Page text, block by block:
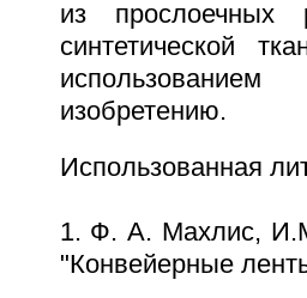
из прослоечных
синтетической
изобретению.
Использованная
1. Ф. А. Махлис,
"Конвейерные